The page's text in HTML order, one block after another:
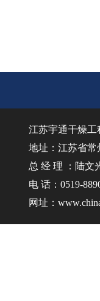
江苏宇通干燥
地址：江苏省常
总 经 理 ：陆文
电 话：0519-
网址：